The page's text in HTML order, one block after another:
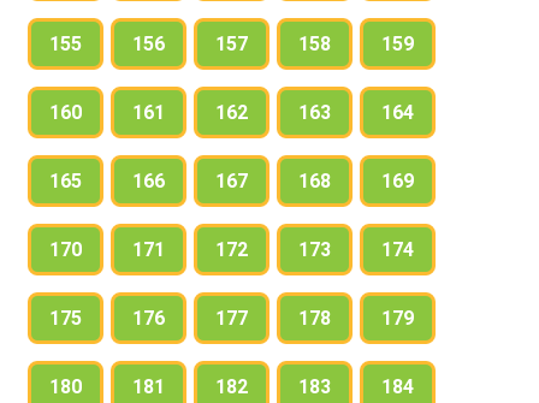
155 156 157 158 159
160 161 162 163 164
165 166 167 168 169
170 171 172 173 174
175 176 177 178 179
180 181 182 183 184